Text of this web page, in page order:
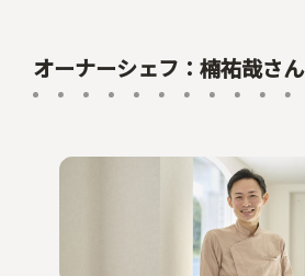
オーナーシェフ：楠祐哉さん